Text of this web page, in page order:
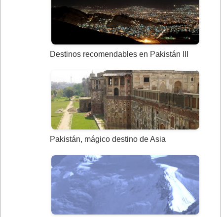
Destinos recomendables en Pakistán III
Pakistán, mágico destino de Asia